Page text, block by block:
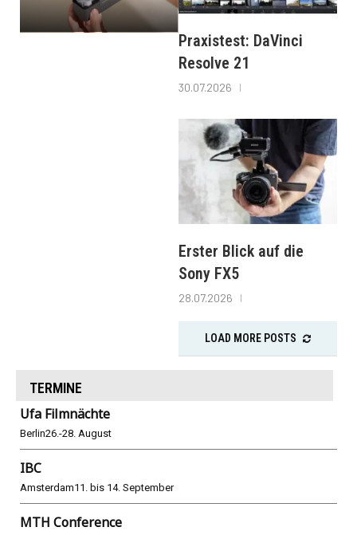
Praxistest: DaVinci
Resolve 21
30.07.2026
Erster Blick auf die
Sony FX5
28.07.2026
LOAD MORE POSTS
TERMINE
Ufa Filmnächte
Berlin26.-28. August
IBC
Amsterdam11. bis 14. September
MTH Conference